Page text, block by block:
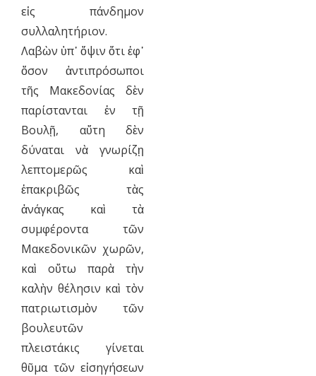
εἰς πάνδημον
συλλαλητήριον.
Λαβὼν ὑπ᾿ ὄψιν ὅτι ἐφ᾿
ὅσον ἀντιπρόσωποι
τῆς Μακεδονίας δὲν
παρίστανται ἐν τῇ
Βουλῇ, αὕτη δὲν
δύναται νὰ γνωρίζῃ
λεπτομερῶς καὶ
ἐπακριβῶς τὰς
ἀνάγκας καὶ τὰ
συμφέροντα τῶν
Μακεδονικῶν χωρῶν,
καὶ οὕτω παρὰ τὴν
καλὴν θέλησιν καὶ τὸν
πατριωτισμὸν τῶν
βουλευτῶν
πλειστάκις γίνεται
θῦμα τῶν εἰσηγήσεων